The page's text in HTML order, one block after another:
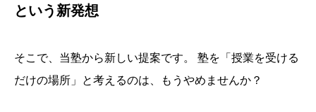
という新発想
そこで、当塾から新しい提案です。 塾を「授業を受ける
だけの場所」と考えるのは、もうやめませんか？